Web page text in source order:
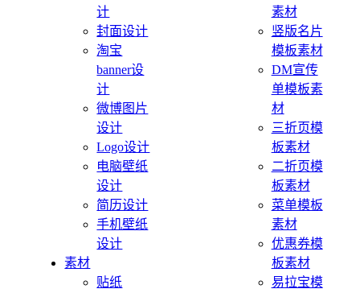
计
封面设计
淘宝
banner设
计
微博图片
设计
Logo设计
电脑壁纸
设计
简历设计
手机壁纸
设计
素材
贴纸
素材
竖版名片
模板素材
DM宣传
单模板素
材
三折页模
板素材
二折页模
板素材
菜单模板
素材
优惠券模
板素材
易拉宝模